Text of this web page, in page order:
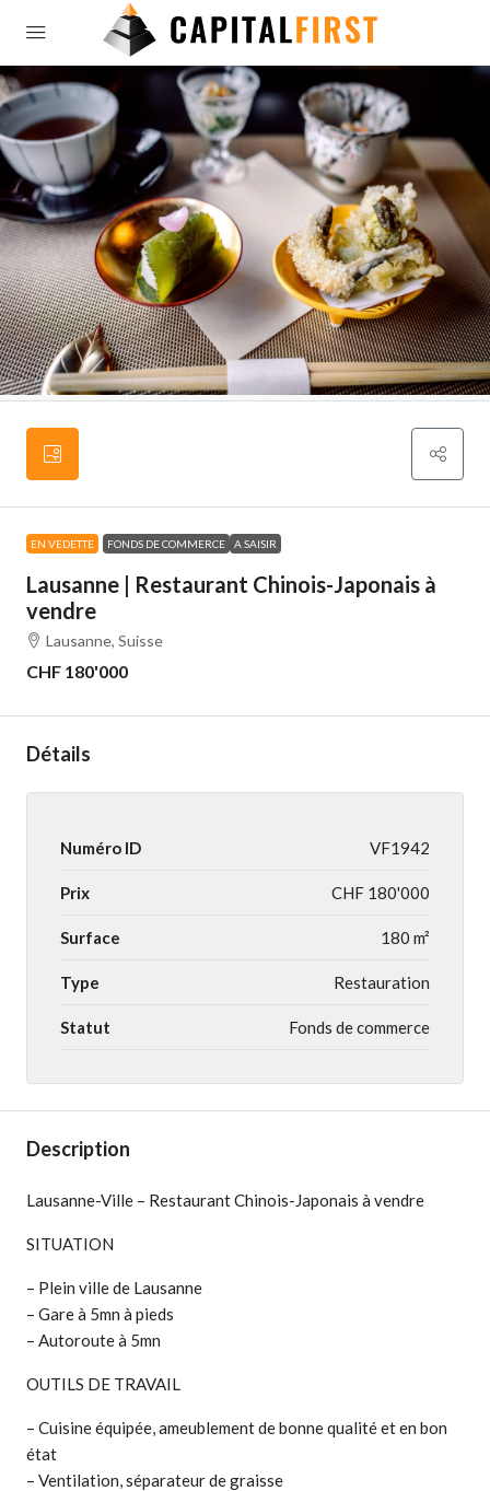
EN VEDETTE FONDS DE COMMERCE A SAISIR
Lausanne | Restaurant Chinois-Japonais à
vendre
Lausanne, Suisse
CHF 180'000
Détails
Numéro ID VF1942
Prix CHF 180'000
Surface 180 m²
Type Restauration
Statut Fonds de commerce
Description
Lausanne-Ville – Restaurant Chinois-Japonais à vendre
SITUATION
– Plein ville de Lausanne
– Gare à 5mn à pieds
– Autoroute à 5mn
OUTILS DE TRAVAIL
– Cuisine équipée, ameublement de bonne qualité et en bon
état
– Ventilation, séparateur de graisse